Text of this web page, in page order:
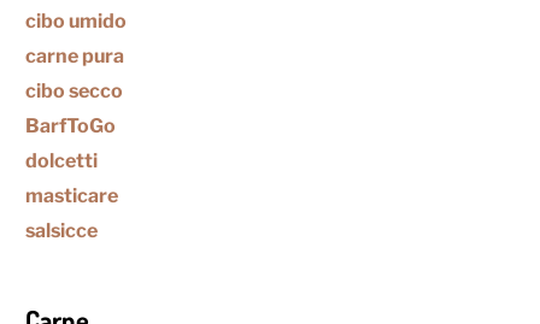
cibo umido
carne pura
cibo secco
BarfToGo
dolcetti
masticare
salsicce